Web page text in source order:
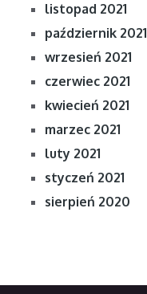
listopad 2021
październik 2021
wrzesień 2021
czerwiec 2021
kwiecień 2021
marzec 2021
luty 2021
styczeń 2021
sierpień 2020